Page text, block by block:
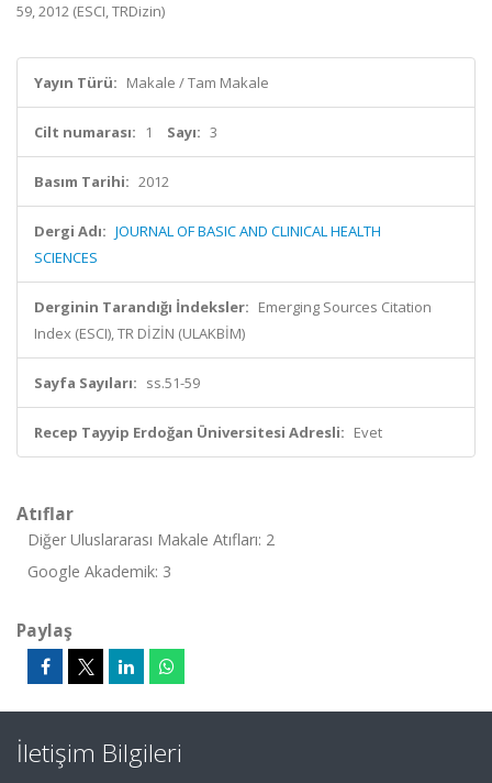
59, 2012 (ESCI, TRDizin)
Yayın Türü: Makale / Tam Makale
Cilt numarası: 1 Sayı: 3
Basım Tarihi: 2012
Dergi Adı: JOURNAL OF BASIC AND CLINICAL HEALTH
SCIENCES
Derginin Tarandığı İndeksler: Emerging Sources Citation
Index (ESCI), TR DİZİN (ULAKBİM)
Sayfa Sayıları: ss.51-59
Recep Tayyip Erdoğan Üniversitesi Adresli: Evet
Atıflar
Diğer Uluslararası Makale Atıfları: 2
Google Akademik: 3
Paylaş
İletişim Bilgileri